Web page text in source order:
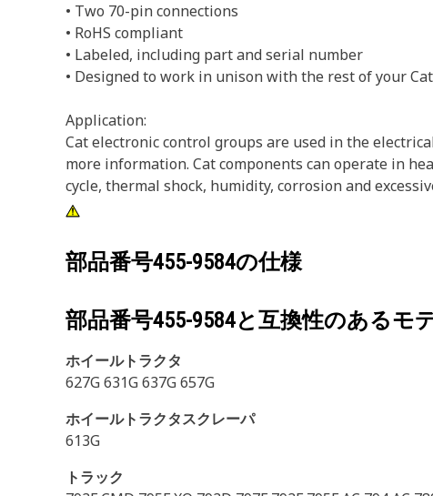
• Two 70-pin connections
• RoHS compliant
• Labeled, including part and serial number
• Designed to work in unison with the rest of your
Application:
Cat electronic control groups are used in the
more information. Cat components can operate in
cycle, thermal shock, humidity, corrosion and
部品番号455-9584の仕様
部品番号455-9584と互換性のあるモ
ホイールトラクタ
627G 631G 637G 657G
ホイールトラクタスクレーパ
613G
トラック